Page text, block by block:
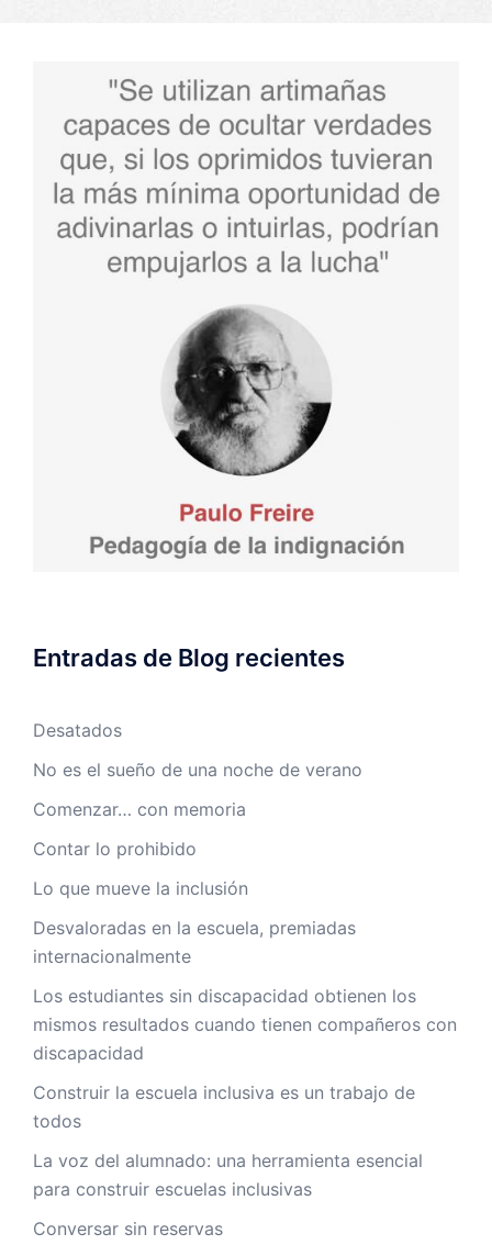
Entradas de Blog recientes
Desatados
No es el sueño de una noche de verano
Comenzar… con memoria
Contar lo prohibido
Lo que mueve la inclusión
Desvaloradas en la escuela, premiadas
internacionalmente
Los estudiantes sin discapacidad obtienen los
mismos resultados cuando tienen compañeros con
discapacidad
Construir la escuela inclusiva es un trabajo de
todos
La voz del alumnado: una herramienta esencial
para construir escuelas inclusivas
Conversar sin reservas